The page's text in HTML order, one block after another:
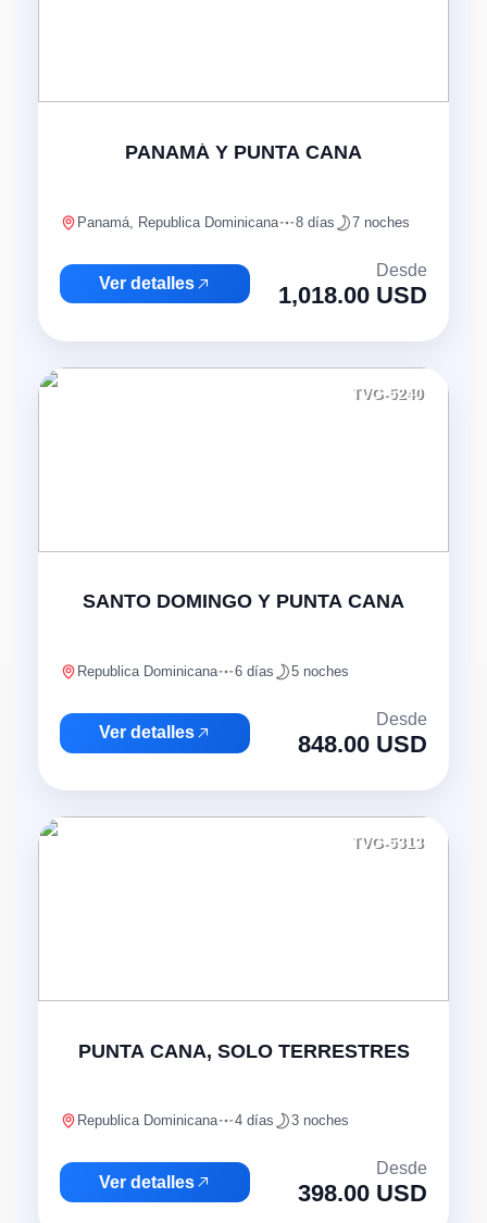
PANAMÁ Y PUNTA CANA
Panamá, Republica Dominicana 8 días 7 noches
Ver detalles
Desde
1,018.00 USD
TVG-5240
SANTO DOMINGO Y PUNTA CANA
Republica Dominicana 6 días 5 noches
Ver detalles
Desde
848.00 USD
TVG-5313
PUNTA CANA, SOLO TERRESTRES
Republica Dominicana 4 días 3 noches
Ver detalles
Desde
398.00 USD